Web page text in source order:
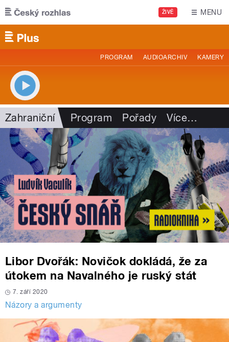
Přejít k hlavnímu obsahu
ŽIVĚ MENU
PROGRAM AUDIOARCHIV KAMERY
Zahraniční Program Pořady Více…
Libor Dvořák: Novičok dokládá, že za
útokem na Navalného je ruský stát
7. září 2020
Názory a argumenty